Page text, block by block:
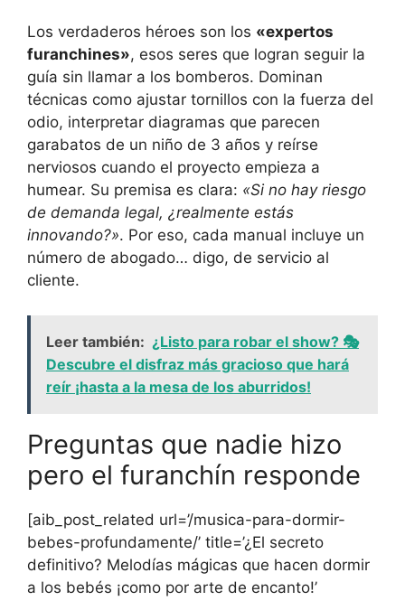
Los verdaderos héroes son los «expertos
furanchines», esos seres que logran seguir la
guía sin llamar a los bomberos. Dominan
técnicas como ajustar tornillos con la fuerza del
odio, interpretar diagramas que parecen
garabatos de un niño de 3 años y reírse
nerviosos cuando el proyecto empieza a
humear. Su premisa es clara: «Si no hay riesgo
de demanda legal, ¿realmente estás
innovando?». Por eso, cada manual incluye un
número de abogado… digo, de servicio al
cliente.
Leer también: ¿Listo para robar el show? 🎭
Descubre el disfraz más gracioso que hará
reír ¡hasta a la mesa de los aburridos!
Preguntas que nadie hizo
pero el furanchín responde
[aib_post_related url=’/musica-para-dormir-
bebes-profundamente/’ title=’¿El secreto
definitivo? Melodías mágicas que hacen dormir
a los bebés ¡como por arte de encanto!’